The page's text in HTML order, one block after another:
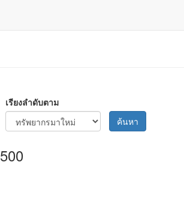
เรียงลำดับตาม
ค้นหา
500